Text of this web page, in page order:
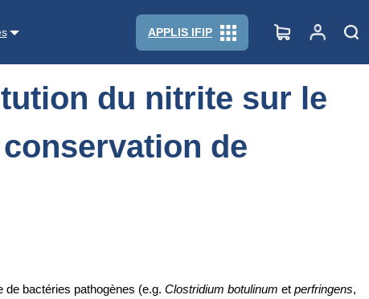
APPLIS IFIP
la conservation de jambon cuit
du nitrite sur le
de
bactéries pathogènes (e.g. Clostridium botulinum et perfringens,